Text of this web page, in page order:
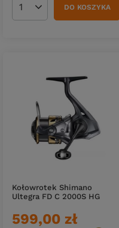
Ilość produktówDO KOSZYKA
Kołowrotek Shimano
Ultegra FD C 2000S HG
599,00 zł